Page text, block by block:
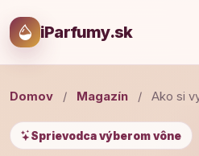
iParfumy.sk
Domov / Magazín / Ako si
Sprievodca výberom vône